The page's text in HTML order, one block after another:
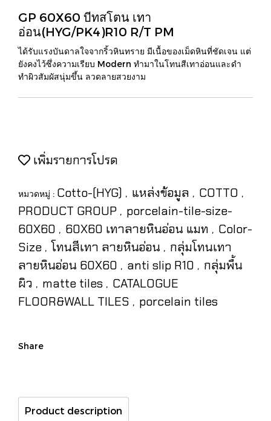
GP 60X60 บีทสโตน เทา
อ่อน(HYG/PK4)R10 R/T PM
ได้รับแรงบันดาลใจจากริ้วหินทราย มีเนื้อของเม็ดหินที่ชัดเจน แต่
ยังคงไว้ซึ่งความเรียบ Modern ทำมาในโทนสีเทาอ่อนและดำ
ทำผิวสัมผัสนุ่มขึ้น ลวดลายสวยงาม
เพิ่มรายการโปรด
หมวดหมู่ : Cotto-(HYG) , แหล่งข้อมูล , COTTO ,
PRODUCT GROUP , porcelain-tile-size-
60X60 , 60X60 เทาลายหินอ่อน แมท , Color-
Size , โทนสีเทา ลายหินอ่อน , กลุ่มโทนเทา
ลายหินอ่อน 60X60 , anti slip R10 , กลุ่มพื้น
ผิว , matte tiles , CATALOGUE
FLOOR&WALL TILES , porcelain tiles
Share
Product description